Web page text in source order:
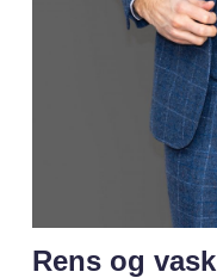
Rens og vask